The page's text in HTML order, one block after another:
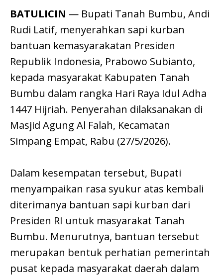
BATULICIN — Bupati Tanah Bumbu, Andi
Rudi Latif, menyerahkan sapi kurban
bantuan kemasyarakatan Presiden
Republik Indonesia, Prabowo Subianto,
kepada masyarakat Kabupaten Tanah
Bumbu dalam rangka Hari Raya Idul Adha
1447 Hijriah. Penyerahan dilaksanakan di
Masjid Agung Al Falah, Kecamatan
Simpang Empat, Rabu (27/5/2026).
Dalam kesempatan tersebut, Bupati
menyampaikan rasa syukur atas kembali
diterimanya bantuan sapi kurban dari
Presiden RI untuk masyarakat Tanah
Bumbu. Menurutnya, bantuan tersebut
merupakan bentuk perhatian pemerintah
pusat kepada masyarakat daerah dalam